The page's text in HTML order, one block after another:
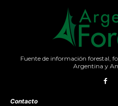
Fuente de información forestal,
Argentina y
Contacto